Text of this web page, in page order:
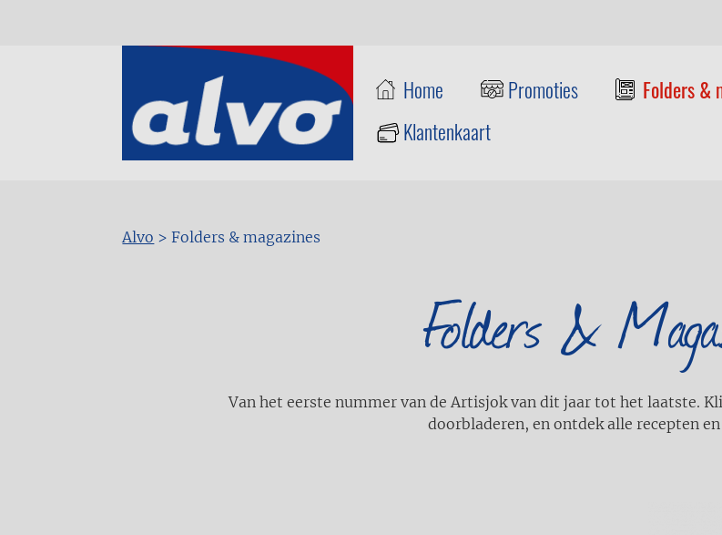
Home Promoties Folders &
Klantenkaart
Kruimelpad
Alvo >Folders & magazines
Folders &
Van het eerste nummer van de Artisjok van dit jaar tot het laatste.
doorbladeren, en ontdek alle recepten